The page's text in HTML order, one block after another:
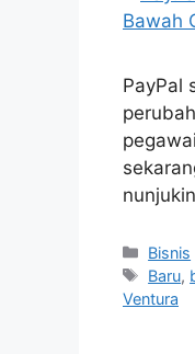
PayPal
Bisnis
Tag
Baru,
Ventura